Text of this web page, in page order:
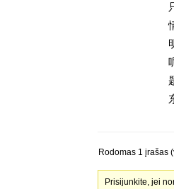
Rodomas 1 įrašas
Prisijunkite, jei